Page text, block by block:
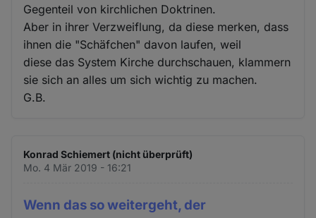
Gegenteil von kirchlichen Doktrinen.
Aber in ihrer Verzweiflung, da diese merken, dass
ihnen die "Schäfchen" davon laufen, weil
diese das System Kirche durchschauen, klammern
sie sich an alles um sich wichtig zu machen.
G.B.
Konrad Schiemert (nicht überprüft)
Mo. 4 Mär 2019 - 16:21
Wenn das so weitergeht, der